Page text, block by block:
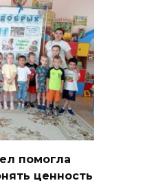
помогла
ценность